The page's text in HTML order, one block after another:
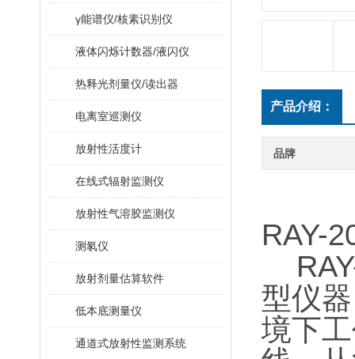
γ能谱仪/核素识别仪
液体闪烁计数器/液闪仪
热释光剂量仪/读出器
电离室巡测仪
放射性活度计
在线式辐射监测仪
放射性气溶胶监测仪
测氡仪
放射剂量估算软件
低本底测量仪
通道式放射性监测系统
产品介绍：
品牌
RAY-
型仪
境下